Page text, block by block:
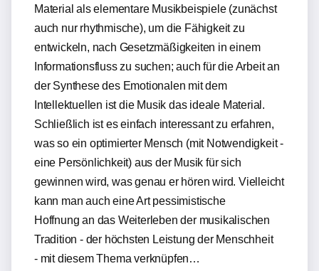
Material als elementare Musikbeispiele (zunächst
auch nur rhythmische), um die Fähigkeit zu
entwickeln, nach Gesetzmäßigkeiten in einem
Informationsfluss zu suchen; auch für die Arbeit an
der Synthese des Emotionalen mit dem
Intellektuellen ist die Musik das ideale Material.
Schließlich ist es einfach interessant zu erfahren,
was so ein optimierter Mensch (mit Notwendigkeit -
eine Persönlichkeit) aus der Musik für sich
gewinnen wird, was genau er hören wird. Vielleicht
kann man auch eine Art pessimistische
Hoffnung an das Weiterleben der musikalischen
Tradition - der höchsten Leistung der Menschheit
- mit diesem Thema verknüpfen…